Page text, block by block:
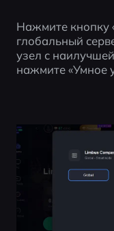
Нажмите кнопку
глобальный
узел с
нажмите «Умное